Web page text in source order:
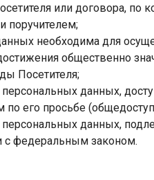
или договора, по
поручителем;
необходима для
общественно
Посетителя;
персональных данных,
по его просьбе
персональных данных,
с федеральным законом.